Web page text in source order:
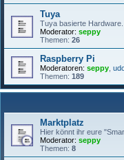
Tuya
Tuya basierte Hardware.
Moderator: seppy
Themen: 26
Raspberry Pi
Moderatoren: seppy
Themen: 189
Marktplatz
Hier könnt ihr eure
Moderator: seppy
Themen: 8